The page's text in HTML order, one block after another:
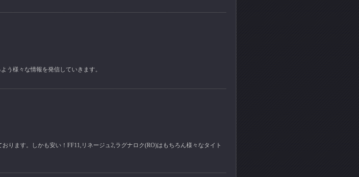
う様々な情報を発信していきます。
ります。しかも安い！FF11,リネージュ2,ラグナロク(RO)はもちろん様々なタイト